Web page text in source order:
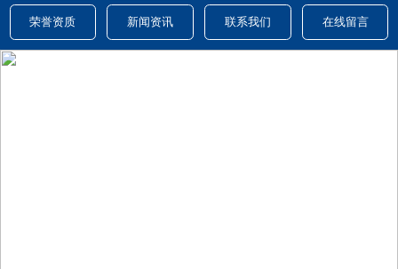
荣誉资质 新闻资讯 联系我们 在线留言